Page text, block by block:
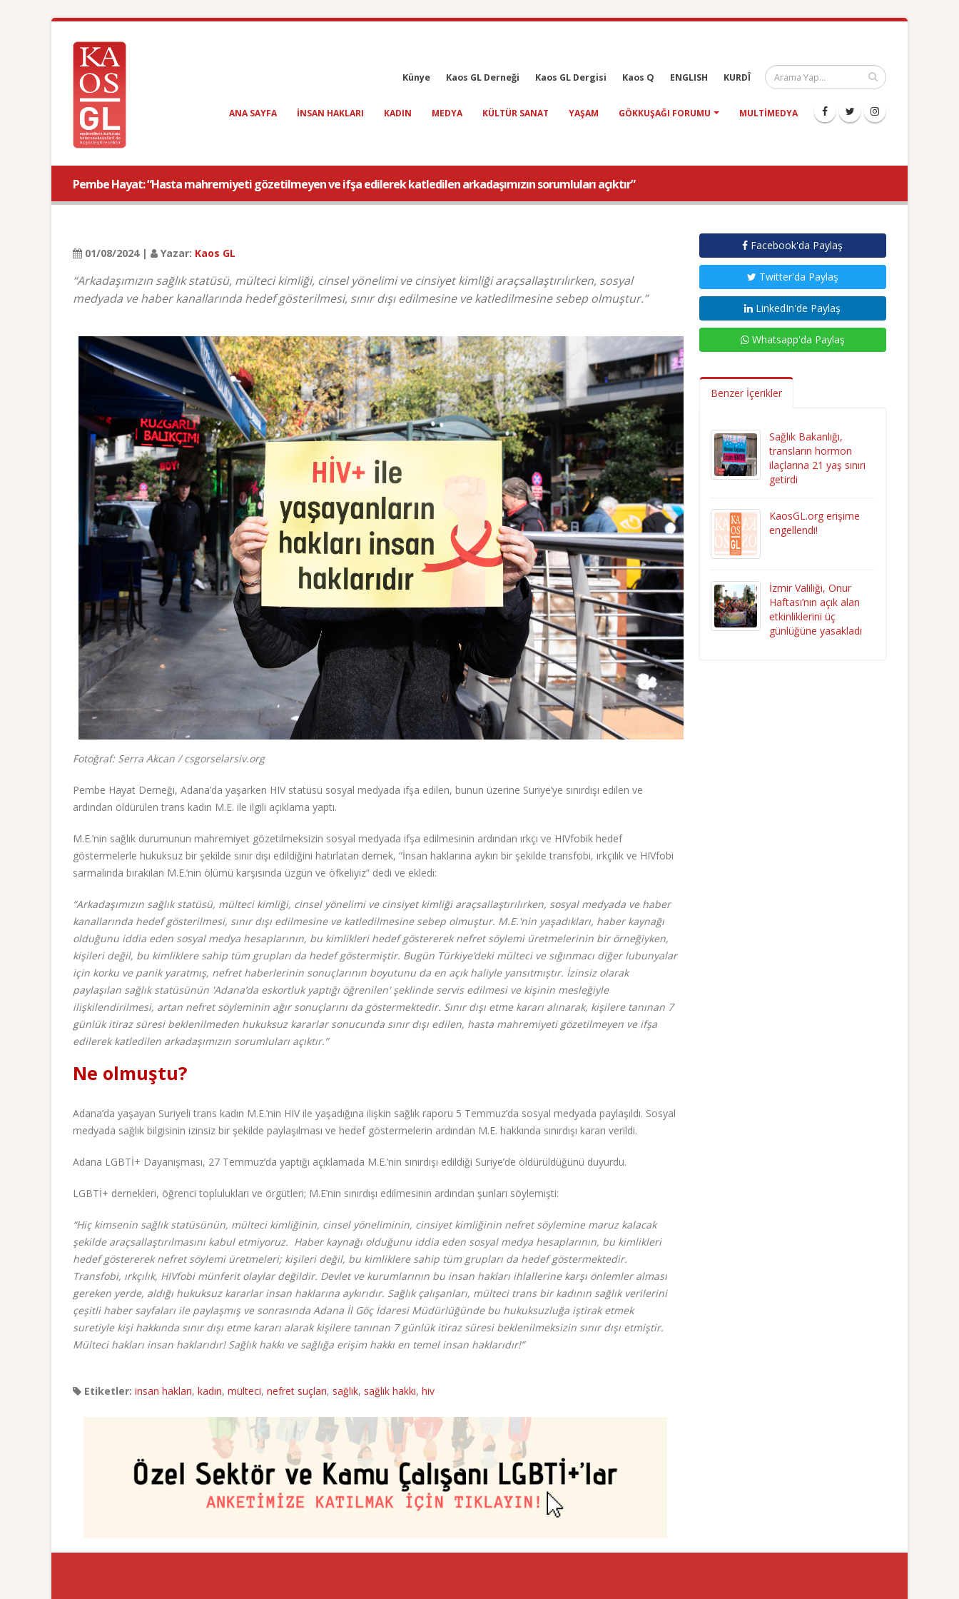
Künye Kaos GL Derneği Kaos GL Dergisi Kaos Q ENGLISH KURDÎ
ANA SAYFA INSAN HAKLARI KADIN MEDYA KÜLTÜR SANAT YAŞAM GÖKKUŞAĞI FORUMU MULTIMEDYA
Pembe Hayat: “Hasta mahremiyeti gözetilmeyen ve ifşa edilerek katledilen arkadaşımızın sorumluları açıktır”
01/08/2024 | Yazar: Kaos GL
“Arkadaşımızın sağlık statüsü, mülteci kimliği, cinsel yönelimi ve cinsiyet kimliği araçsallaştırılırken, sosyal
medyada ve haber kanallarında hedef gösterilmesi, sınır dışı edilmesine ve katledilmesine sebep olmuştur.”
Fotoğraf: Serra Akcan / csgorselarsiv.org
Pembe Hayat Derneği, Adana’da yaşarken HIV statüsü sosyal medyada ifşa edilen, bunun üzerine Suriye’ye sınırdışı edilen ve
ardından öldürülen trans kadın M.E. ile ilgili açıklama yaptı.
M.E.’nin sağlık durumunun mahremiyet gözetilmeksizin sosyal medyada ifşa edilmesinin ardından ırkçı ve HIVfobik hedef
göstermelerle hukuksuz bir şekilde sınır dışı edildiğini hatırlatan dernek, “İnsan haklarına aykırı bir şekilde transfobi, ırkçılık ve HIVfobi
sarmalında bırakılan M.E.’nin ölümü karşısında üzgün ve öfkeliyiz” dedi ve ekledi:
“Arkadaşımızın sağlık statüsü, mülteci kimliği, cinsel yönelimi ve cinsiyet kimliği araçsallaştırılırken, sosyal medyada ve haber
kanallarında hedef gösterilmesi, sınır dışı edilmesine ve katledilmesine sebep olmuştur. M.E.'nin yaşadıkları, haber kaynağı
olduğunu iddia eden sosyal medya hesaplarının, bu kimlikleri hedef göstererek nefret söylemi üretmelerinin bir örneğiyken,
kişileri değil, bu kimliklere sahip tüm grupları da hedef göstermiştir. Bugün Türkiye’deki mülteci ve sığınmacı diğer lubunyalar
için korku ve panik yaratmış, nefret haberlerinin sonuçlarının boyutunu da en açık haliyle yansıtmıştır. İzinsiz olarak
paylaşılan sağlık statüsünün 'Adana’da eskortluk yaptığı öğrenilen' şeklinde servis edilmesi ve kişinin mesleğiyle
ilişkilendirilmesi, artan nefret söyleminin ağır sonuçlarını da göstermektedir. Sınır dışı etme kararı alınarak, kişilere tanınan 7
günlük itiraz süresi beklenilmeden hukuksuz kararlar sonucunda sınır dışı edilen, hasta mahremiyeti gözetilmeyen ve ifşa
edilerek katledilen arkadaşımızın sorumluları açıktır.”
Ne olmuştu?
Adana’da yaşayan Suriyeli trans kadın M.E.’nin HIV ile yaşadığına ilişkin sağlık raporu 5 Temmuz’da sosyal medyada paylaşıldı. Sosyal
medyada sağlık bilgisinin izinsiz bir şekilde paylaşılması ve hedef göstermelerin ardından M.E. hakkında sınırdışı kararı verildi.
Adana LGBTİ+ Dayanışması, 27 Temmuz’da yaptığı açıklamada M.E.’nin sınırdışı edildiği Suriye’de öldürüldüğünü duyurdu.
LGBTİ+ dernekleri, öğrenci toplulukları ve örgütleri; M.E’nin sınırdışı edilmesinin ardından şunları söylemişti:
“Hiç kimsenin sağlık statüsünün, mülteci kimliğinin, cinsel yöneliminin, cinsiyet kimliğinin nefret söylemine maruz kalacak
şekilde araçsallaştırılmasını kabul etmiyoruz. Haber kaynağı olduğunu iddia eden sosyal medya hesaplarının, bu kimlikleri
hedef göstererek nefret söylemi üretmeleri; kişileri değil, bu kimliklere sahip tüm grupları da hedef göstermektedir.
Transfobi, ırkçılık, HIVfobi münferit olaylar değildir. Devlet ve kurumlarının bu insan hakları ihlallerine karşı önlemler alması
gereken yerde, aldığı hukuksuz kararlar insan haklarına aykırıdır. Sağlık çalışanları, mülteci trans bir kadının sağlık verilerini
çeşitli haber sayfaları ile paylaşmış ve sonrasında Adana İl Göç İdaresi Müdürlüğünde bu hukuksuzluğa iştirak etmek
suretiyle kişi hakkında sınır dışı etme kararı alarak kişilere tanınan 7 günlük itiraz süresi beklenilmeksizin sınır dışı etmiştir.
Mülteci hakları insan haklarıdır! Sağlık hakkı ve sağlığa erişim hakkı en temel insan haklarıdır!”
Etiketler: insan hakları, kadın, mülteci, nefret suçları, sağlık, sağlık hakkı, hiv
Facebook'da Paylaş
Twitter'da Paylaş
LinkedIn'de Paylaş
Whatsapp'da Paylaş
Benzer İçerikler
Sağlık Bakanlığı,
transların hormon
ilaçlarına 21 yaş sınırı
getirdi
KaosGL.org erişime
engellendi!
İzmir Valiliği, Onur
Haftası’nın açık alan
etkinliklerini üç
günlüğüne yasakladı